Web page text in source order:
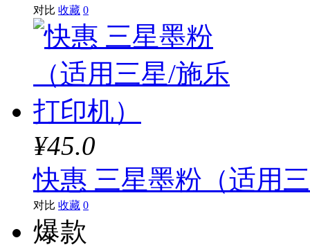
对比 收藏 0
¥45.0
快惠 三星墨粉（适用
对比 收藏 0
爆款